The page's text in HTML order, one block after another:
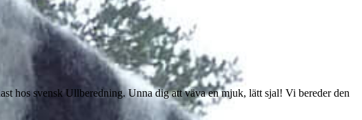
hos svensk Ullberedning. Unna dig att väva en mjuk, lätt sjal! Vi bereder den